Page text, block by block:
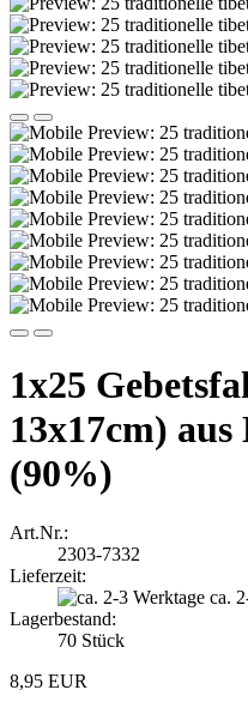
1x25
13x17cm)
(90%)
Art.Nr.:
2303-7332
Lieferzeit:
ca.
Lagerbestand:
70 Stück
8,95 EUR